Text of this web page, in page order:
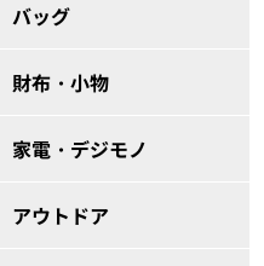
バッグ
財布・小物
家電・デジモノ
アウトドア